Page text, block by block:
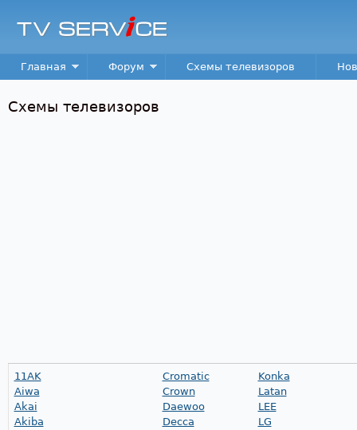
TV
Service
Main menu
Главная Форум Схемы телевизоров
Схемы телевизоров
11AK
Aiwa
Akai
Akiba
Cromatic
Crown
Daewoo
Decca
Konka
Latan
LEE
LG